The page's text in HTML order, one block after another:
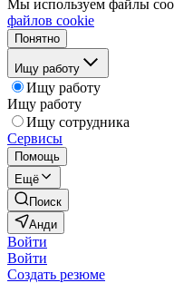
Мы используем файлы
файлов cookie
Понятно
Ищу работу
Ищу работу
Ищу работу
Ищу сотрудника
Сервисы
Помощь
Ещё
Поиск
Анди
Войти
Войти
Создать резюме